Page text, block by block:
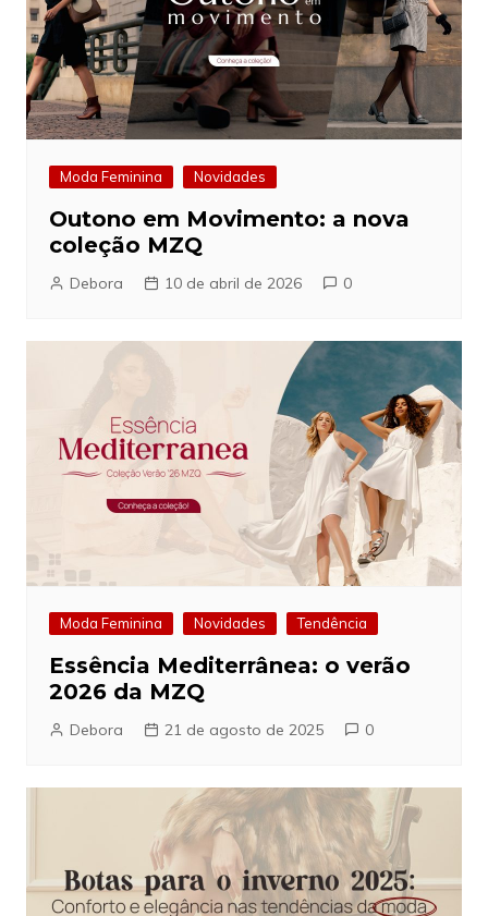
Moda Feminina Novidades
Outono em Movimento: a nova
coleção MZQ
Debora 10 de abril de 2026 0
Moda Feminina Novidades Tendência
Essência Mediterrânea: o verão
2026 da MZQ
Debora 21 de agosto de 2025 0